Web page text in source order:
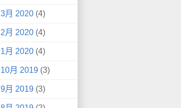
3月 2020 (4)
2月 2020 (4)
1月 2020 (4)
10月 2019 (3)
9月 2019 (3)